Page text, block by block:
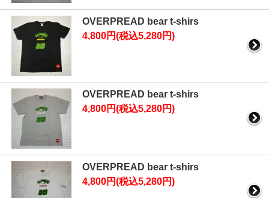
OVERPREAD bear t-shirs
4,800円(税込5,280円)
OVERPREAD bear t-shirs
4,800円(税込5,280円)
OVERPREAD bear t-shirs
4,800円(税込5,280円)